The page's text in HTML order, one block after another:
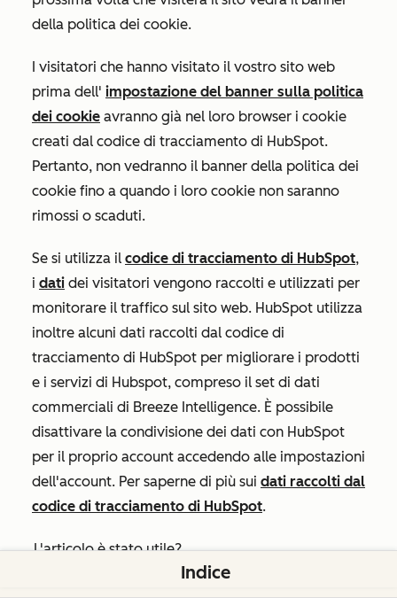
della politica dei cookie.
I visitatori che hanno visitato il vostro sito web
prima dell' impostazione del banner sulla politica
dei cookie avranno già nel loro browser i cookie
creati dal codice di tracciamento di HubSpot.
Pertanto, non vedranno il banner della politica dei
cookie fino a quando i loro cookie non saranno
rimossi o scaduti.
Se si utilizza il codice di tracciamento di HubSpot,
i dati dei visitatori vengono raccolti e utilizzati per
monitorare il traffico sul sito web. HubSpot utilizza
inoltre alcuni dati raccolti dal codice di
tracciamento di HubSpot per migliorare i prodotti
e i servizi di Hubspot, compreso il set di dati
commerciali di Breeze Intelligence. È possibile
disattivare la condivisione dei dati con HubSpot
per il proprio account accedendo alle impostazioni
dell'account. Per saperne di più sui dati raccolti dal
codice di tracciamento di HubSpot.
L'articolo è stato utile?
Indice